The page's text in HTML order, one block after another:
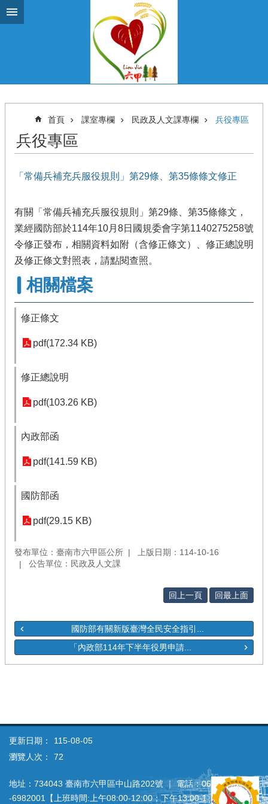
跳到主要內容區塊
首頁 課室專欄 民政及人文課專欄 兵役專區
兵役專區
「常備兵補充兵服役規則」第29條、第35條條文修正
有關「常備兵補充兵服役規則」第29條、第35條條文，
業經國防部於114年10月8日國規委會字第1140275258號
令修正發布，相關資料如附（含修正條文）、修正總說明
及修正條文對照表，請點閱查照。
相關檔案
修正條文
pdf(172.34 KB)
修正總說明
pdf(103.26 KB)
內政部函
pdf(141.59 KB)
國防部函
pdf(29.15 KB)
發布單位：臺南市六甲區公所
上版日期：114-10-16
公告單位：民政及人文課
回上一頁 回最上面
國防部有關新版臺灣全民安全指引...
「內政部114年下半年役男申請...
更新日期：
115-08-05
瀏覽人次：
72
地址：734043 臺南市六甲區中山路202號 ｜ 電話：06
‐6982001【上班時間:上午08:00‐12:00；下午13:00‐1